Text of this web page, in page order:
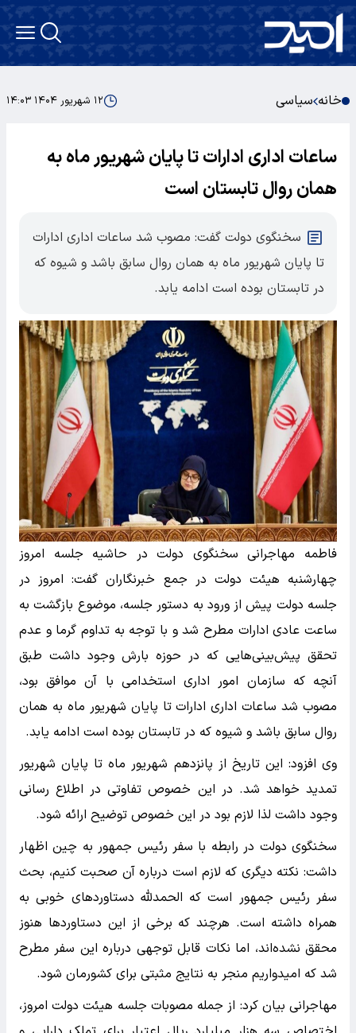
خانه سیاسی ۱۲ شهریور ۱۴۰۴ ۱۴:۰۳
ساعات اداری ادارات تا پایان شهریور ماه به
همان روال تابستان است
سخنگوی دولت گفت: مصوب شد ساعات اداری ادارات
تا پایان شهریور ماه به همان روال سابق باشد و شیوه که
در تابستان بوده است ادامه یابد.
فاطمه مهاجرانی سخنگوی دولت در حاشیه جلسه امروز
چهارشنبه هیئت دولت در جمع خبرنگاران گفت: امروز در
جلسه دولت پیش از ورود به دستور جلسه، موضوع بازگشت به
ساعت عادی ادارات مطرح شد و با توجه به تداوم گرما و عدم
تحقق پیش‌بینی‌هایی که در حوزه بارش وجود داشت طبق
آنچه که سازمان امور اداری استخدامی با آن موافق بود،
مصوب شد ساعات اداری ادارات تا پایان شهریور ماه به همان
روال سابق باشد و شیوه که در تابستان بوده است ادامه یابد.
وی افزود: این تاریخ از پانزدهم شهریور ماه تا پایان شهریور
تمدید خواهد شد. در این خصوص تفاوتی در اطلاع رسانی
وجود داشت لذا لازم بود در این خصوص توضیح ارائه شود.
سخنگوی دولت در رابطه با سفر رئیس جمهور به چین اظهار
داشت: نکته دیگری که لازم است درباره آن صحبت کنیم، بحث
سفر رئیس جمهور است که الحمدلله دستاوردهای خوبی به
همراه داشته است. هرچند که برخی از این دستاوردها هنوز
محقق نشده‌اند، اما نکات قابل توجهی درباره این سفر مطرح
شد که امیدواریم منجر به نتایج مثبتی برای کشورمان شود.
مهاجرانی بیان کرد: از جمله مصوبات جلسه هیئت دولت امروز،